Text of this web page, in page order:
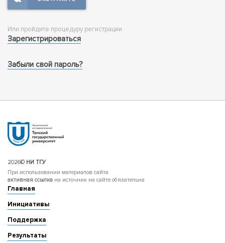
Или пройдите процедуру регистрации
Зарегистрироваться
Забыли свой пароль?
2026© НИ ТГУ
При использовании материалов сайта
активная ссылка на источник на сайте обязательна
Главная
Инициативы
Поддержка
Результаты